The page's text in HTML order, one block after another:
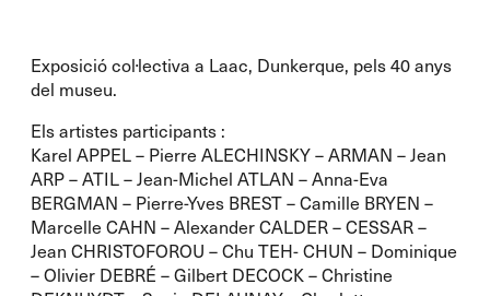
Exposició col·lectiva a Laac, Dunkerque, pels 40 anys
del museu.
Els artistes participants :
Karel APPEL – Pierre ALECHINSKY – ARMAN – Jean
ARP – ATIL – Jean-Michel ATLAN – Anna-Eva
BERGMAN – Pierre-Yves BREST – Camille BRYEN –
Marcelle CAHN – Alexander CALDER – CESSAR –
Jean CHRISTOFOROU – Chu TEH- CHUN – Dominique
– Olivier DEBRÉ – Gilbert DECOCK – Christine